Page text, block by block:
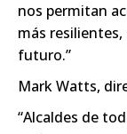
nos permitan
más resilientes,
futuro.”
Mark Watts,
“Alcaldes de